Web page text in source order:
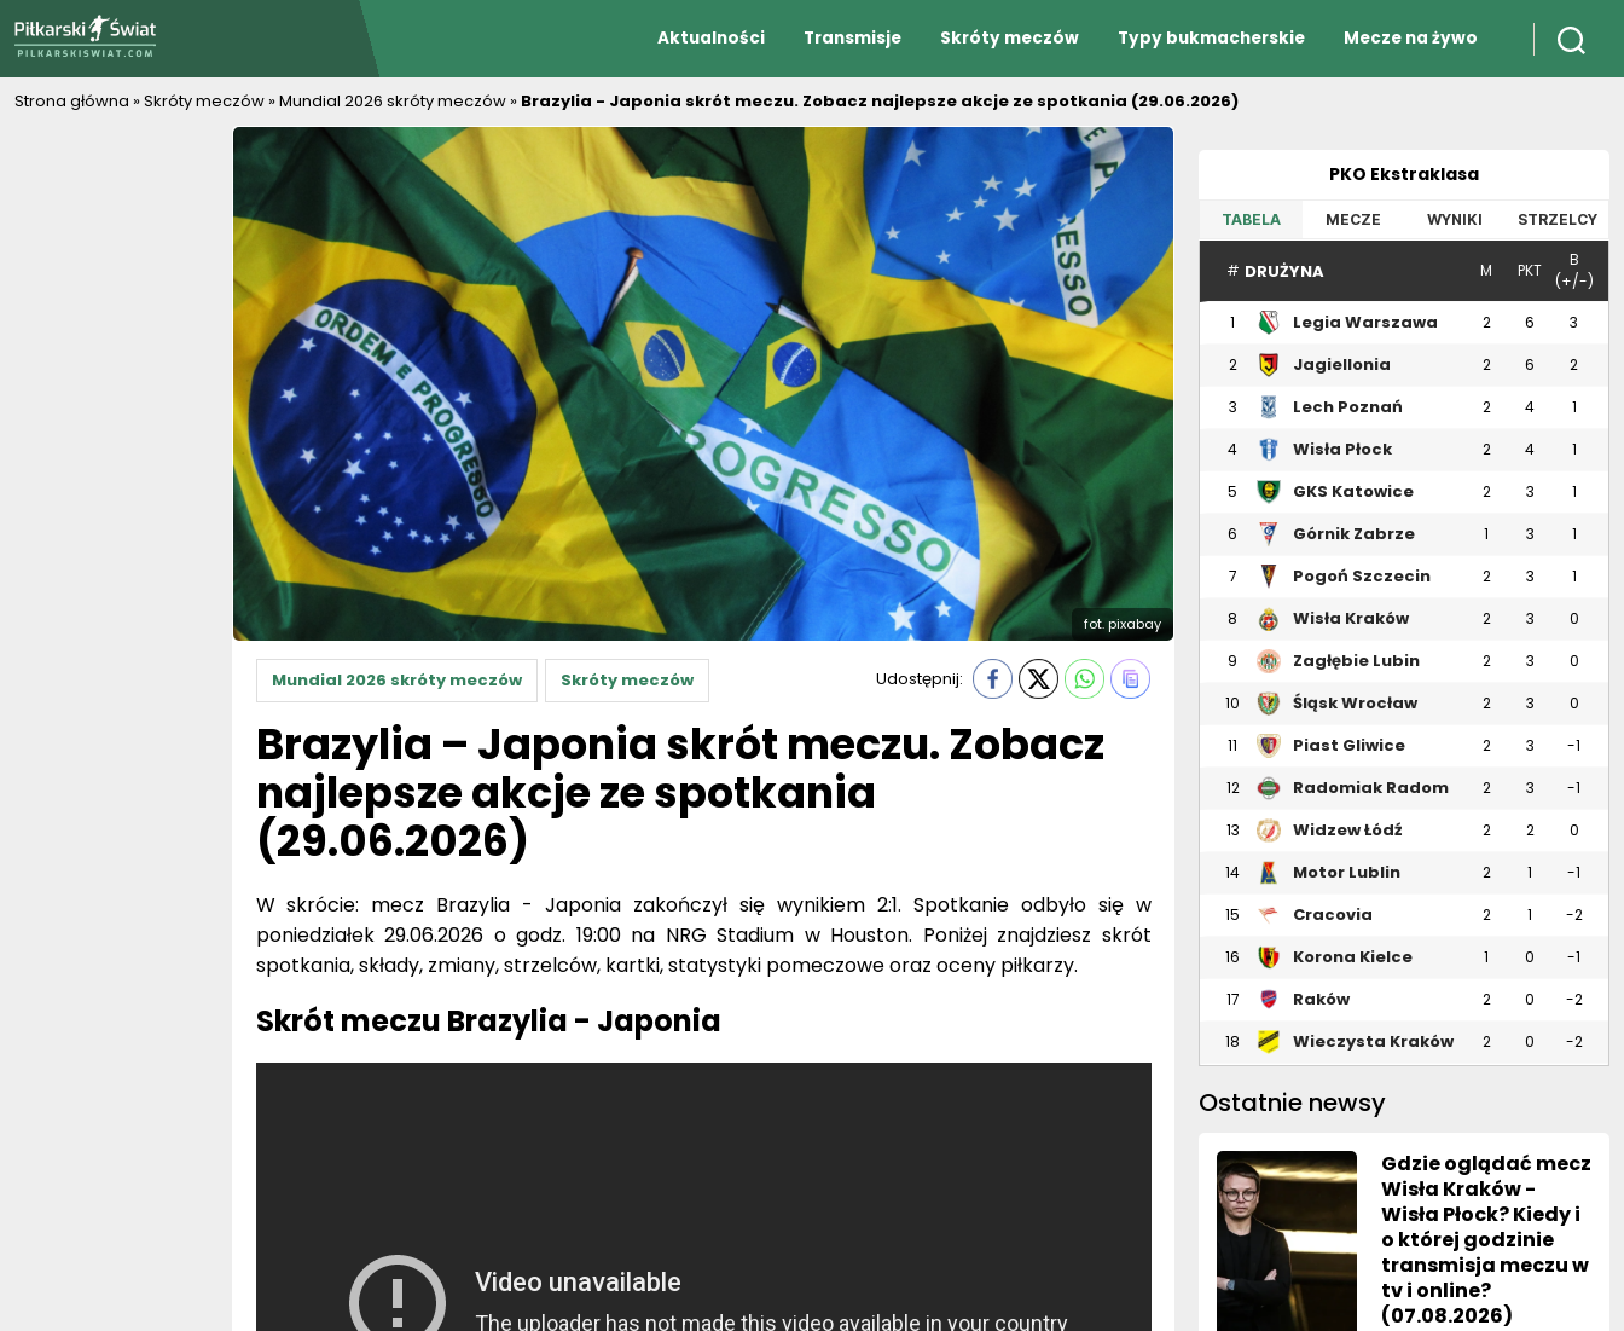
Aktualności Transmisje Skróty meczów Typy bukmacherskie Mecze na żywo
Strona główna »Skróty meczów »Mundial 2026 skróty meczów » Brazylia - Japonia skrót meczu. Zobacz najlepsze akcje ze spotkania (29.06.2026)
fot. pixabay
Mundial 2026 skróty meczów Skróty meczów Udostępnij:
Brazylia – Japonia skrót meczu. Zobacz
najlepsze akcje ze spotkania
(29.06.2026)
W skrócie: mecz Brazylia - Japonia zakończył się wynikiem 2:1. Spotkanie odbyło się w
poniedziałek 29.06.2026 o godz. 19:00 na NRG Stadium w Houston. Poniżej znajdziesz skrót
spotkania, składy, zmiany, strzelców, kartki, statystyki pomeczowe oraz oceny piłkarzy.
Skrót meczu Brazylia - Japonia
PKO Ekstraklasa
TABELA MECZE WYNIKI STRZELCY
# DRUŻYNA M PKT
B
(+/-)
1
Legia Warszawa 2 6 3
2
Jagiellonia
2 6 2
3 Lech Poznań 2 4 1
4 Wisła Płock 2 4 1
5 GKS Katowice 2 3 1
6 Górnik Zabrze 1 3 1
7 Pogoń Szczecin 2 3 1
8 Wisła Kraków 2 3 0
9 Zagłębie Lubin 2 3 0
10 Śląsk Wrocław 2 3 0
11 Piast Gliwice 2 3 -1
12 Radomiak Radom 2 3 -1
13 Widzew Łódź 2 2 0
14 Motor Lublin 2 1 -1
15 Cracovia 2 1 -2
16 Korona Kielce 1 0 -1
17
Raków
2 0 -2
18 Wieczysta Kraków 2 0 -2
Ostatnie newsy
Gdzie oglądać mecz
Wisła Kraków -
Wisła Płock? Kiedy i
o której godzinie
transmisja meczu w
tv i online?
(07.08.2026)